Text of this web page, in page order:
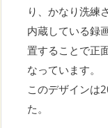
り、かなり洗練
内蔵している録
置することで正
なっています。
このデザインは
た。